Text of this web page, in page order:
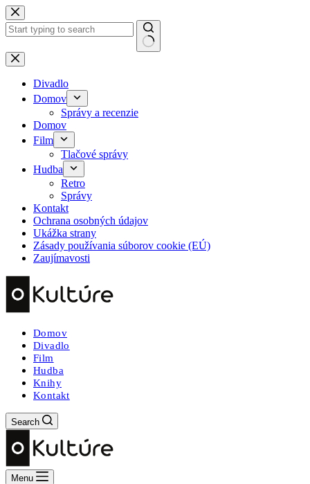
Skip
to
content
No
results
Divadlo
Domov
Správy a recenzie
Domov
Film
Tlačové správy
Hudba
Retro
Správy
Kontakt
Ochrana osobných údajov
Ukážka strany
Zásady používania súborov cookie (EÚ)
Zaujímavosti
Domov
Divadlo
Film
Hudba
Knihy
Kontakt
Search
Menu